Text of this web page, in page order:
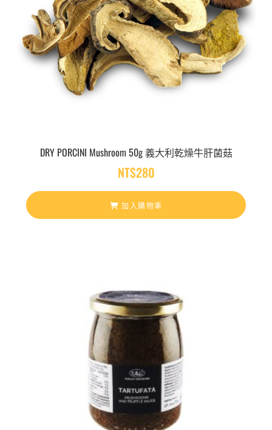
DRY PORCINI Mushroom 50g 義大利乾燥牛肝菌菇
NT$280
加入購物車